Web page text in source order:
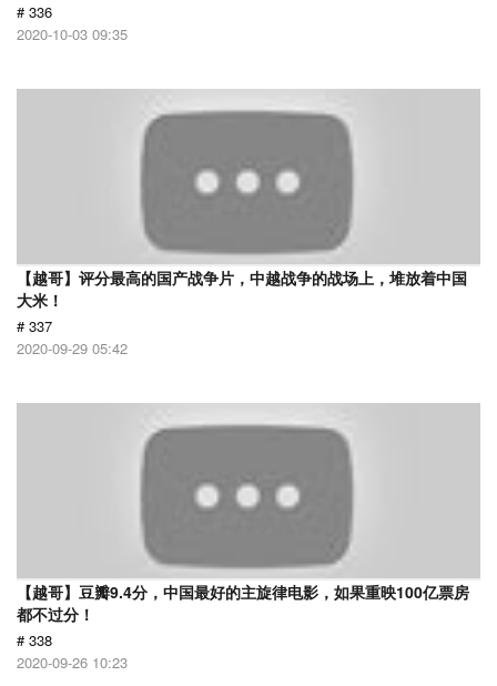
# 336
2020-10-03 09:35
【越哥】评分最高的国产战争片，中越战争的战场上，堆放着中国
大米！
# 337
2020-09-29 05:42
【越哥】豆瓣9.4分，中国最好的主旋律电影，如果重映100亿票房
都不过分！
# 338
2020-09-26 10:23